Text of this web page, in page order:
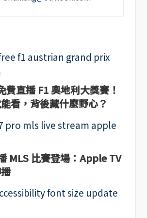
費直播 F1 奧地利大獎賽！
看，背後藏什麼野心？
MLS 比賽登場：Apple TV